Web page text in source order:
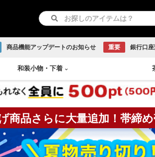
商品機能アップデートのお知らせ 重要 銀行口
和装小物 ・ 下着
商品さらに大量追加！帯締